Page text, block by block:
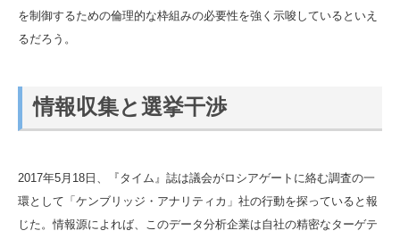
を制御するための倫理的な枠組みの必要性を強く示唆しているといえ
るだろう。
情報収集と選挙干渉
2017年5月18日、『タイム』誌は議会がロシアゲートに絡む調査の一
環として「ケンブリッジ・アナリティカ」社の行動を探っていると報
じた。情報源によれば、このデータ分析企業は自社の精密なターゲテ